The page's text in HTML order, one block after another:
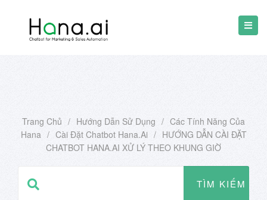
Trang Chủ / Hướng Dẫn Sử Dụng / Các Tính Năng Của
Hana / Cài Đặt Chatbot Hana.ai / HƯỚNG DẪN CÀI ĐẶT
CHATBOT HANA.AI XỬ LÝ THEO KHUNG GIỜ